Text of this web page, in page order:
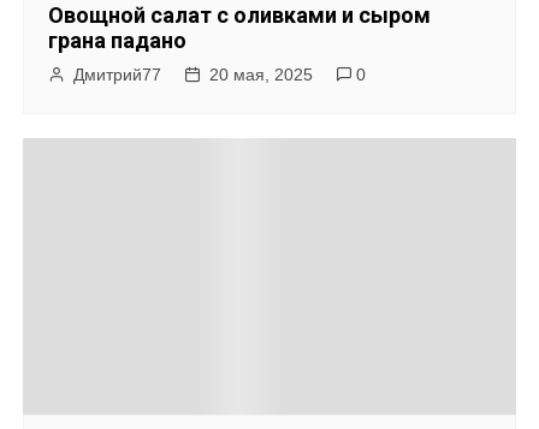
Овощной салат с оливками и сыром
грана падано
Дмитрий77 20 мая, 2025 0